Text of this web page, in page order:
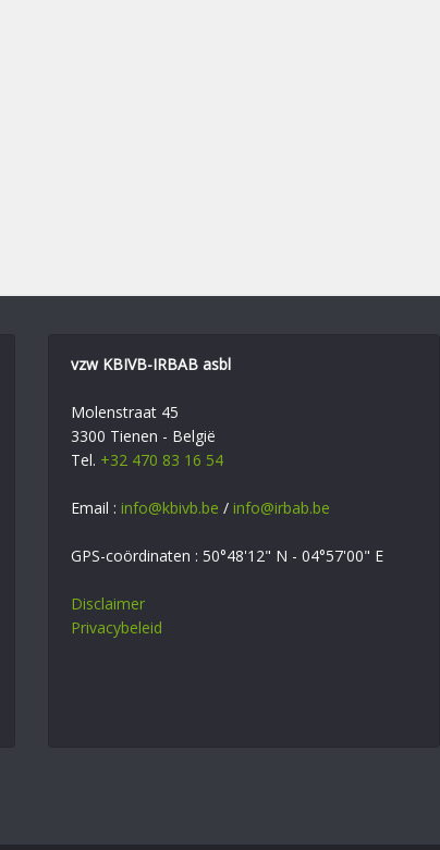
vzw KBIVB-IRBAB asbl
Molenstraat 45
3300 Tienen - België
Tel. +32 470 83 16 54
Email : info@kbivb.be / info@irbab.be
GPS-coördinaten : 50°48'12" N - 04°57'00" E
Disclaimer
Privacybeleid